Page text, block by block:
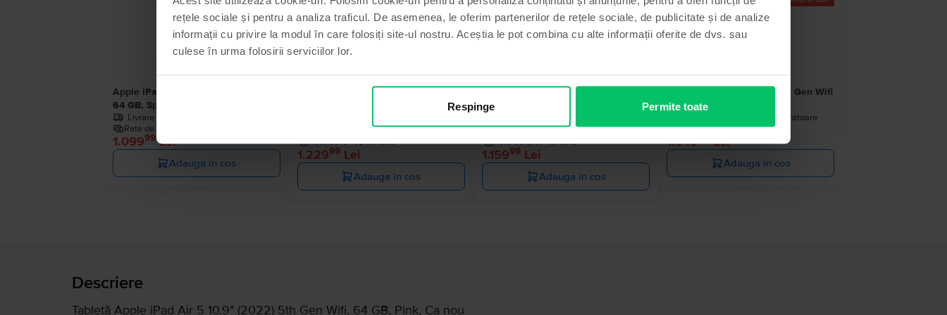
rețele sociale și pentru a analiza traficul. De asemenea, le oferim partenerilor de rețele sociale, de publicitate și de analize
informații cu privire la modul în care folosiți site-ul nostru. Aceștia le pot combina cu alte informații oferite de dvs. sau
culese în urma folosirii serviciilor lor.
Respinge Permite toate
Apple iPad 10.2” (2021) 9th Gen Wifi
64 GB, Space Gray, Ca nou
Livrare estimata:
Rate de la 92 lei/luna
1.09999Lei
Adauga in cos
Apple iPad 10.2” (2021) 9th Gen
Livrare estimata:1-2 zile lucratoare
Rate de la 102 lei/luna
1.22999Lei
Adauga in cos
Apple iPad 10.2” (2021) 9th Gen
Cellular
Livrare estimata:1-2 zile lucratoare
Rate de la 97 lei/luna
1.15999 Lei
Adauga in cos
Apple iPad 10.2” (2021) 9th Gen Wifi
64 GB, Silver, Excelent
1-2 zile lucratoare
Rate de la 87 lei/luna
1.049 Lei
Adauga in cos
Descriere
Tabletă Apple iPad Air 5 10.9" (2022) 5th Gen Wifi, 64 GB, Pink, Ca nou